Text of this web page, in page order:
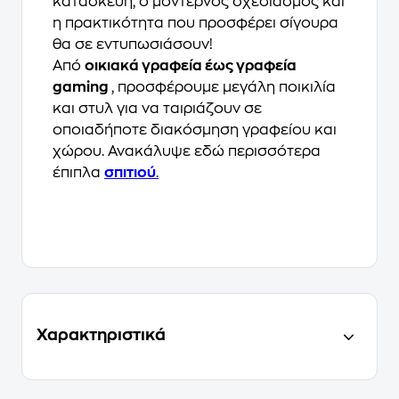
η πρακτικότητα που προσφέρει σίγουρα
θα σε εντυπωσιάσουν!
Από οικιακά γραφεία έως γραφεία
gaming , προσφέρουμε μεγάλη ποικιλία
και στυλ για να ταιριάζουν σε
οποιαδήποτε διακόσμηση γραφείου και
χώρου. Ανακάλυψε εδώ περισσότερα
έπιπλα σπιτιού.
Χαρακτηριστικά